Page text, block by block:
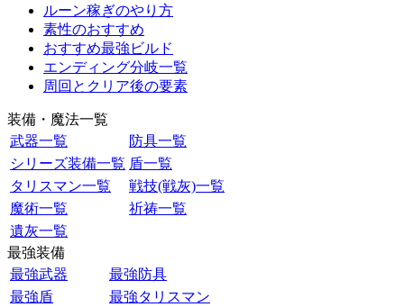
ルーン稼ぎのやり方
素性のおすすめ
おすすめ最強ビルド
エンディング分岐一覧
周回とクリア後の要素
装備・魔法一覧
武器一覧
防具一覧
シリーズ装備一覧 盾一覧
タリスマン一覧
戦技(戦灰)一覧
魔術一覧
祈祷一覧
遺灰一覧
最強装備
最強武器
最強防具
最強盾
最強タリスマン